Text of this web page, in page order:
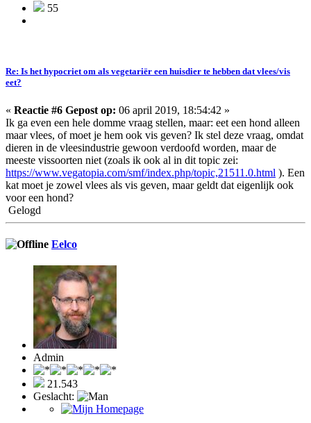
55
Re: Is het hypocriet om als vegetariër een huisdier te hebben dat vlees/vis
eet?
« Reactie #6 Gepost op: 06 april 2019, 18:54:42 »
Ik ga even een hele domme vraag stellen, maar: eet een hond alleen
maar vlees, of moet je hem ook vis geven? Ik stel deze vraag, omdat
dieren in de vleesindustrie gewoon verdoofd worden, maar de
meeste vissoorten niet (zoals ik ook al in dit topic zei:
https://www.vegatopia.com/smf/index.php/topic,21511.0.html ). Een
kat moet je zowel vlees als vis geven, maar geldt dat eigenlijk ook
voor een hond?
Gelogd
Eelco
Admin
21.543
Geslacht: